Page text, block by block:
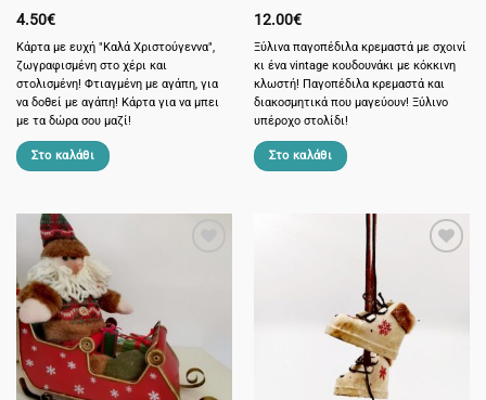
4.50€
Κάρτα με ευχή "Καλά Χριστούγεννα",
ζωγραφισμένη στο χέρι και
στολισμένη! Φτιαγμένη με αγάπη, για
να δοθεί με αγάπη! Κάρτα για να μπει
με τα δώρα σου μαζί!
Στο καλάθι
12.00€
Ξύλινα παγοπέδιλα κρεμαστά με σχοινί
κι ένα vintage κουδουνάκι με κόκκινη
κλωστή! Παγοπέδιλα κρεμαστά και
διακοσμητικά που μαγεύουν! Ξύλινο
υπέροχο στολίδι!
Στο καλάθι